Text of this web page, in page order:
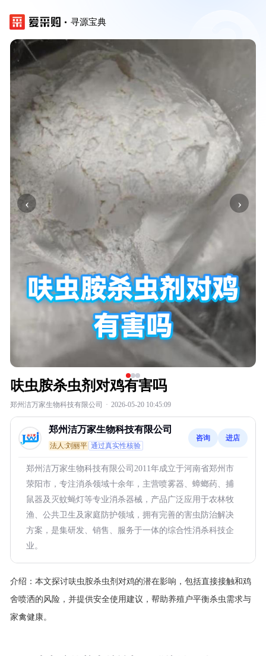
寻源宝典
‹ ›
呋虫胺杀虫剂对鸡有害吗
郑州洁万家生物科技有限公司 · 2026-05-20 10:45:09
郑州洁万家生物科技有限公司
法人:刘丽平 通过真实性核验
咨询 进店
郑州洁万家生物科技有限公司2011年成立于河南省郑州市
荥阳市，专注消杀领域十余年，主营喷雾器、蟑螂药、捕
鼠器及灭蚊蝇灯等专业消杀器械，产品广泛应用于农林牧
渔、公共卫生及家庭防护领域，拥有完善的害虫防治解决
方案，是集研发、销售、服务于一体的综合性消杀科技企
业。
介绍： 本文探讨呋虫胺杀虫剂对鸡的潜在影响，包括直接接触和鸡
舍喷洒的风险，并提供安全使用建议，帮助养殖户平衡杀虫需求与
家禽健康。